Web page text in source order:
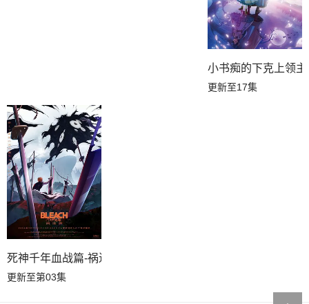
小书痴的下克上领
更新至17集
死神千年血战篇-祸进谭-动漫
更新至第03集